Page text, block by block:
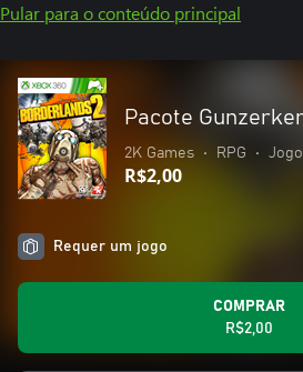
Pular para o conteúdo principal
Pacote
2K Games • RPG •
R$2,00
Requer um jogo
COMPRAR
R$2,00